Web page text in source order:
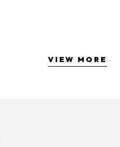
VIEW MORE